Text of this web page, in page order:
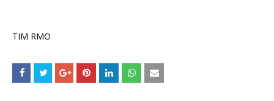
TIM RMO